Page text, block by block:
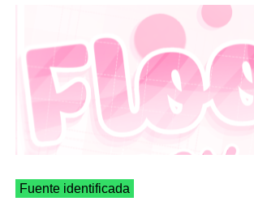
Fuente identificada